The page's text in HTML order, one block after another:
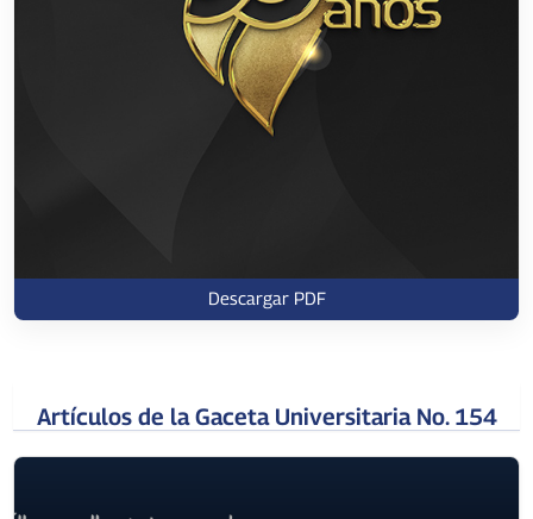
Artículos de la Gaceta Universitaria No. 154
Descargar PDF